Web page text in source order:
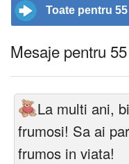
Toate pentru 55
Mesaje pentru
La multi ani,
frumosi! Sa ai
frumos in viata!